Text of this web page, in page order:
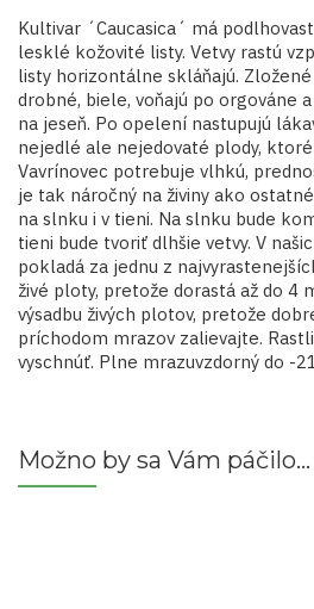
Kultivar ´Caucasica´ má
lesklé kožovité listy. Vetvy rastú
listy horizontálne skláňajú.
drobné, biele, voňajú po orgováne
na jeseň. Po opelení nastupujú
nejedlé ale nejedovaté plody,
Vavrínovec potrebuje vlhkú,
je tak náročný na živiny ako
na slnku i v tieni. Na slnku bude
tieni bude tvoriť dlhšie vetvy. V
pokladá za jednu z
živé ploty, pretože dorastá až do 4
výsadbu živých plotov, pretože
príchodom mrazov zalievajte.
vyschnúť. Plne mrazuvzdorný do -
Možno by sa Vám páčilo…